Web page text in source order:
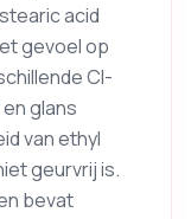
acid
gevoel op
CI-
glans
van ethyl
geurvrij is.
bevat